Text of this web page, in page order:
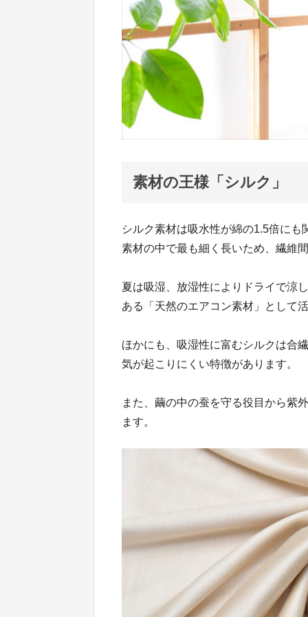
素材の王様「シルク」
シルク素材は吸水性が綿の1.5倍に
素材の中で最も細く長いため、繊維
夏は吸湿、放湿性によりドライで涼
ある「天然のエアコン素材」として
ほかにも、吸湿性に富むシルクは合
気が起こりにくい特徴があります。
また、繭の中の蚕を守る役目から紫
ます。